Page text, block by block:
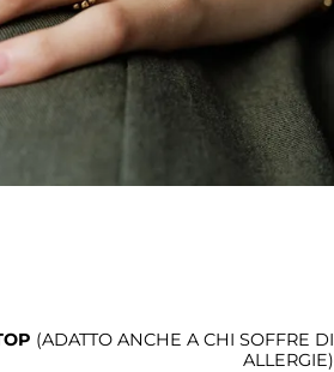
(ADATTO ANCHE A CHI SOFFRE DI
ALLERGIE)